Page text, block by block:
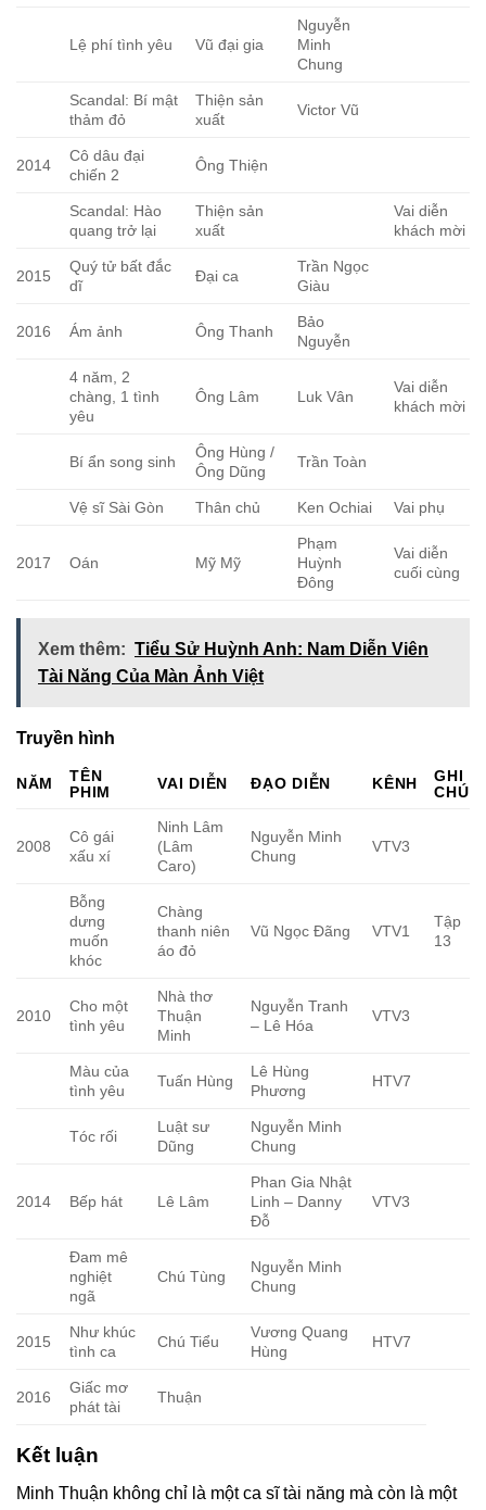
Lệ phí tình yêu Vũ đại gia
Nguyễn
Minh
Chung
Scandal: Bí mật
thảm đỏ
Thiện sản
xuất
Victor Vũ
2014
Cô dâu đại
chiến 2
Ông Thiện
Scandal: Hào
quang trở lại
Thiện sản
xuất
Vai diễn
khách mời
2015
Quý tử bất đắc
dĩ
Đại ca
Trần Ngọc
Giàu
2016 Ám ảnh Ông Thanh
Bảo
Nguyễn
4 năm, 2
chàng, 1 tình
yêu
Ông Lâm Luk Vân
Vai diễn
khách mời
Bí ẩn song sinh
Ông Hùng /
Ông Dũng
Trần Toàn
Vệ sĩ Sài Gòn Thân chủ Ken Ochiai Vai phụ
2017 Oán Mỹ Mỹ
Phạm
Huỳnh
Đông
Vai diễn
cuối cùng
Xem thêm: Tiểu Sử Huỳnh Anh: Nam Diễn Viên
Tài Năng Của Màn Ảnh Việt
Truyền hình
NĂM
TÊN
PHIM
VAI DIỄN ĐẠO DIỄN KÊNH
GHI
CHÚ
2008
Cô gái
xấu xí
Ninh Lâm
(Lâm
Caro)
Nguyễn Minh
Chung
VTV3
Bỗng
dưng
muốn
khóc
Chàng
thanh niên
áo đỏ
Vũ Ngọc Đãng VTV1
Tập
13
2010
Cho một
tình yêu
Nhà thơ
Thuận
Minh
Nguyễn Tranh
– Lê Hóa
VTV3
Màu của
tình yêu
Tuấn Hùng
Lê Hùng
Phương
HTV7
Tóc rối
Luật sư
Dũng
Nguyễn Minh
Chung
2014 Bếp hát Lê Lâm
Phan Gia Nhật
Linh – Danny
Đỗ
VTV3
Đam mê
nghiệt
ngã
Chú Tùng
Nguyễn Minh
Chung
2015
Như khúc
tình ca
Chú Tiểu
Vương Quang
Hùng
HTV7
2016
Giấc mơ
phát tài
Thuận
Kết luận
Minh Thuận không chỉ là một ca sĩ tài năng mà còn là một